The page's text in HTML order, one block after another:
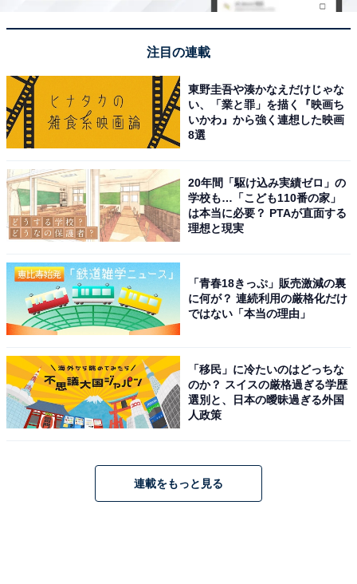
注目の連載
東野圭吾や湊かなえだけじゃな
い、「業と罪」を描く『映画ち
いかわ』から強く連想した映画
8選
20年間「駆け込み実績ゼロ」の
学校も…「こども110番の家」
は本当に必要？ PTAが直面する
理想と現実
「青春18きっぷ」販売激減の裏
に何が？ 連続利用の厳格化だけ
ではない「本当の理由」
「移民」に冷たいのはどっちな
のか？ スイスの厳格過ぎる学歴
選別と、日本の曖昧過ぎる外国
人政策
連載をもっと見る